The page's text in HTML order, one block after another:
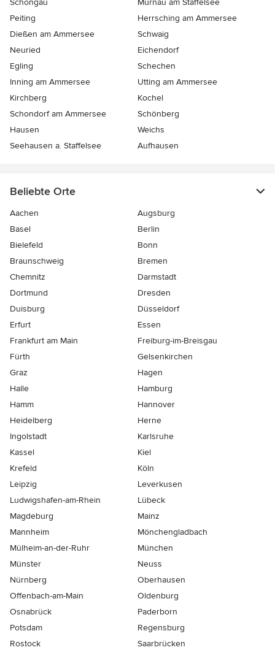
Schongau
Murnau am Staffelsee
Peiting
Herrsching am Ammersee
Dießen am Ammersee
Schwaig
Neuried
Eichendorf
Egling
Schechen
Inning am Ammersee
Utting am Ammersee
Kirchberg
Kochel
Schondorf am Ammersee
Schönberg
Hausen
Weichs
Seehausen a. Staffelsee
Aufhausen
Beliebte Orte
Aachen
Augsburg
Basel
Berlin
Bielefeld
Bonn
Braunschweig
Bremen
Chemnitz
Darmstadt
Dortmund
Dresden
Duisburg
Düsseldorf
Erfurt
Essen
Frankfurt am Main
Freiburg-im-Breisgau
Fürth
Gelsenkirchen
Graz
Hagen
Halle
Hamburg
Hamm
Hannover
Heidelberg
Herne
Ingolstadt
Karlsruhe
Kassel
Kiel
Krefeld
Köln
Leipzig
Leverkusen
Ludwigshafen-am-Rhein
Lübeck
Magdeburg
Mainz
Mannheim
Mönchen­gladbach
Mülheim-an-der-Ruhr
München
Münster
Neuss
Nürnberg
Oberhausen
Offenbach-am-Main
Oldenburg
Osnabrück
Paderborn
Potsdam
Regensburg
Rostock
Saarbrücken